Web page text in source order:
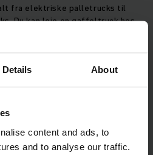
Details About
content and ads, to
and to analyse our traffic.
fra elektriske palletrucks til
Du kan leje en gaffeltruck hos
du ønsker med fleksible
online